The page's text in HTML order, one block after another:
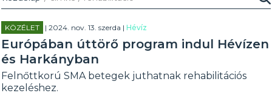
KÖZÉLET | 2024. nov. 13. szerda |Hévíz
Európában úttörő program indul Hévízen
és Harkányban
Felnőttkorú SMA betegek juthatnak rehabilitációs
kezeléshez.